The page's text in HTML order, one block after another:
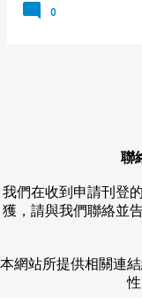
0
聯
我們在收到申請刊登
獲，請與我們聯絡並
本網站所提供相關連